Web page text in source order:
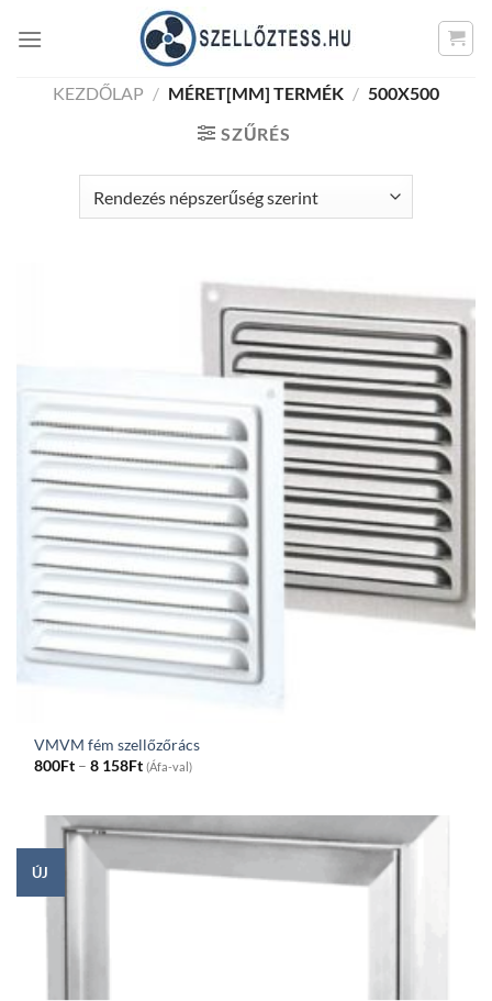
KEZDŐLAP / MÉRET[MM] TERMÉK / 500X500
SZŰRÉS
VMVM fém szellőzőrács
800Ft – 8 158FtPrice
range:
8
158Ft
(Áfa-val)
ÚJ